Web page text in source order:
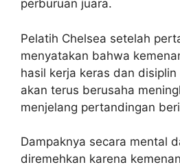
perburuan juara.
Pelatih Chelsea setelah
menyatakan bahwa
hasil kerja keras dan
akan terus berusaha
menjelang pertandingan
Dampaknya secara mental
diremehkan karena